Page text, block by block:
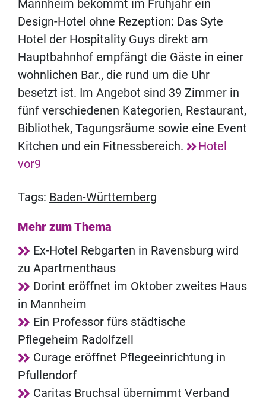
Mannheim bekommt im Frühjahr ein
Design-Hotel ohne Rezeption: Das Syte
Hotel der Hospitality Guys direkt am
Hauptbahnhof empfängt die Gäste in einer
wohnlichen Bar., die rund um die Uhr
besetzt ist. Im Angebot sind 39 Zimmer in
fünf verschiedenen Kategorien, Restaurant,
Bibliothek, Tagungsräume sowie eine Event
Kitchen und ein Fitnessbereich.
Hotel
vor9
Tags: Baden-Württemberg
Mehr zum Thema
Ex-Hotel Rebgarten in Ravensburg wird
zu Apartmenthaus
Dorint eröffnet im Oktober zweites Haus
in Mannheim
Ein Professor fürs städtische
Pflegeheim Radolfzell
Curage eröffnet Pflegeeinrichtung in
Pfullendorf
Caritas Bruchsal übernimmt Verband